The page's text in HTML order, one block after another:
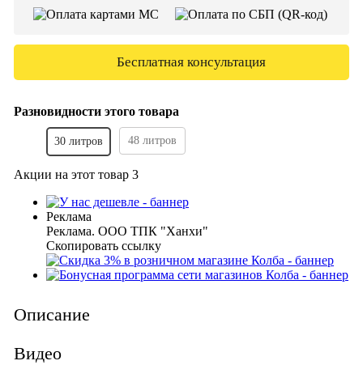
Бесплатная консультация
Разновидности этого товара
30 литров 48 литров
Акции на этот товар 3
Реклама
Реклама. ООО ТПК "Ханхи"
Скопировать ссылку
Описание
Видео